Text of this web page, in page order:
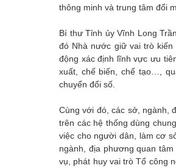
thông minh và trung tâm đổi
Bí thư Tỉnh ủy Vĩnh Long
đó Nhà nước giữ vai trò
động xác định lĩnh vực ưu
xuất, chế biến, chế tạo…,
chuyển đổi số.
Cùng với đó, các sở, ngành,
trên các hệ thống dùng
việc cho người dân, làm cơ
ngành, địa phương quan
vụ, phát huy vai trò Tổ công